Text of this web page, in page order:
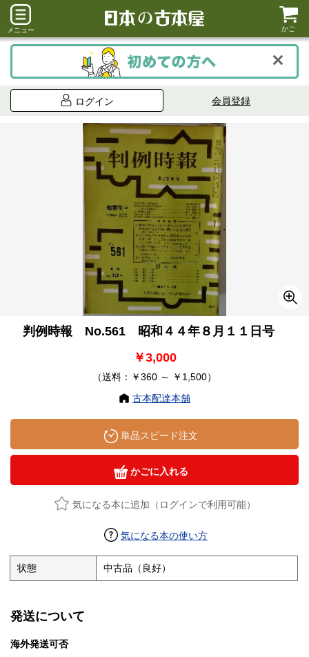
メニュー かご
ログイン 会員登録
判例時報 No.561 昭和４４年８月１１日号
￥3,000
（送料：￥360 ～ ￥1,500）
古本配達本舗
単品スピード注文
かごに入れる
気になる本に追加（ログインで利用可能）
気になる本の使い方
状態 中古品（良好）
発送について
海外発送可否